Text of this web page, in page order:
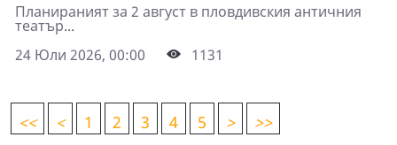
Планираният за 2 август в пловдивския античния
театър...
24 Юли 2026, 00:00
1131
<< < 1 2 3 4 5 > >>